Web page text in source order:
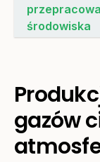
środowiska
gazów